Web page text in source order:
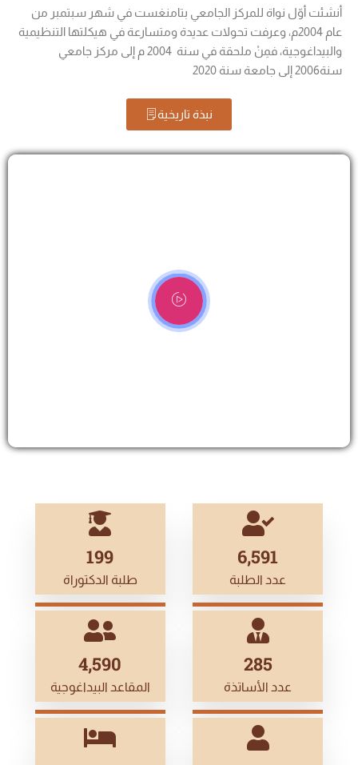
أنشئت أوّل نواة للمركز الجامعي بتامنغست في شهر سبتمبر من
عام 2004م، وعرفت تحولات عديدة ومتسارعة في هيكلتها التنظيمية
والبيداغوجية، فمِنْ ملحقة في سنة 2004 م إلى مركز جامعي
سنة2006 إلى جامعة سنة 2020
نبذة تاريخية
7,020
عدد الطلبة
199
طلبة الدكتوراة
311
عدد الأساتذة
5,000
المقاعد البيداغوجية